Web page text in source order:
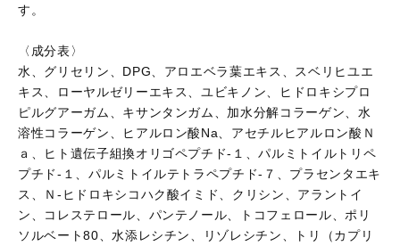
す。
〈成分表〉
水、グリセリン、DPG、アロエベラ葉エキス、スベリヒユエ
キス、ローヤルゼリーエキス、ユビキノン、ヒドロキシプロ
ピルグアーガム、キサンタンガム、加水分解コラーゲン、水
溶性コラーゲン、ヒアルロン酸Na、アセチルヒアルロン酸Ｎ
ａ、ヒト遺伝子組換オリゴペプチド-１、パルミトイルトリペ
プチド-１、パルミトイルテトラペプチド-７、プラセンタエキ
ス、Ｎ-ヒドロキシコハク酸イミド、クリシン、アラントイ
ン、コレステロール、パンテノール、トコフェロール、ポリ
ソルベート80、水添レシチン、リゾレシチン、トリ（カプリ